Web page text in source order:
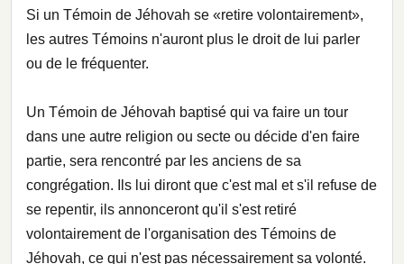
Si un Témoin de Jéhovah se «retire volontairement»,
les autres Témoins n'auront plus le droit de lui parler
ou de le fréquenter.
Un Témoin de Jéhovah baptisé qui va faire un tour
dans une autre religion ou secte ou décide d'en faire
partie, sera rencontré par les anciens de sa
congrégation. Ils lui diront que c'est mal et s'il refuse de
se repentir, ils annonceront qu'il s'est retiré
volontairement de l'organisation des Témoins de
Jéhovah, ce qui n'est pas nécessairement sa volonté.